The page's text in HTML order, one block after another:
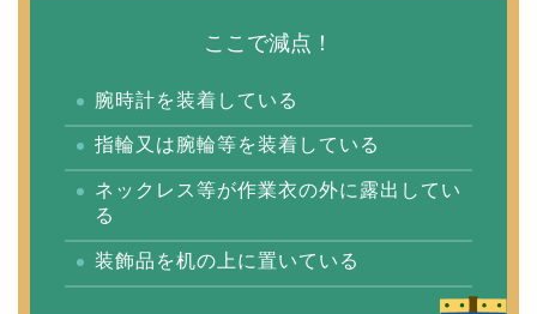
ここで減点！
腕時計を装着している
指輪又は腕輪等を装着している
ネックレス等が作業衣の外に露出してい
る
装飾品を机の上に置いている